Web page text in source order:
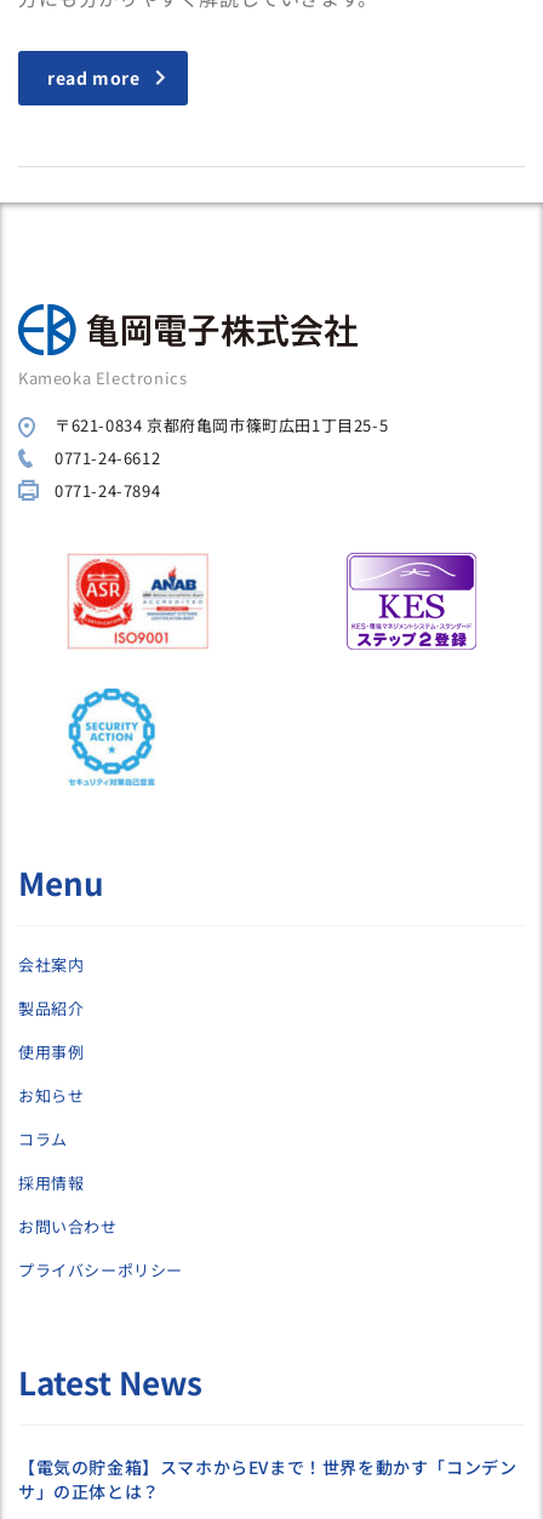
read more
Kameoka Electronics
〒621-0834 京都府亀岡市篠町広田1丁目25-5
0771-24-6612
0771-24-7894
Menu
会社案内
製品紹介
使用事例
お知らせ
コラム
採用情報
お問い合わせ
プライバシーポリシー
Latest News
【電気の貯金箱】スマホからEVまで！世界を動かす「コンデン
サ」の正体とは？